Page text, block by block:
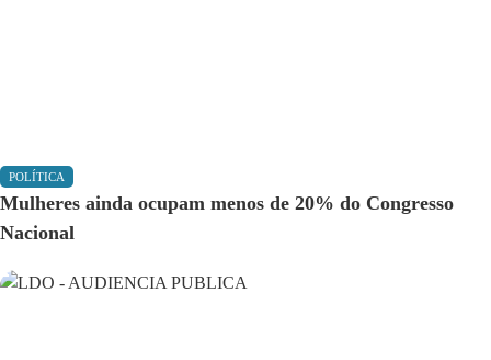
POLÍTICA
Mulheres ainda ocupam menos de 20% do Congresso
Nacional